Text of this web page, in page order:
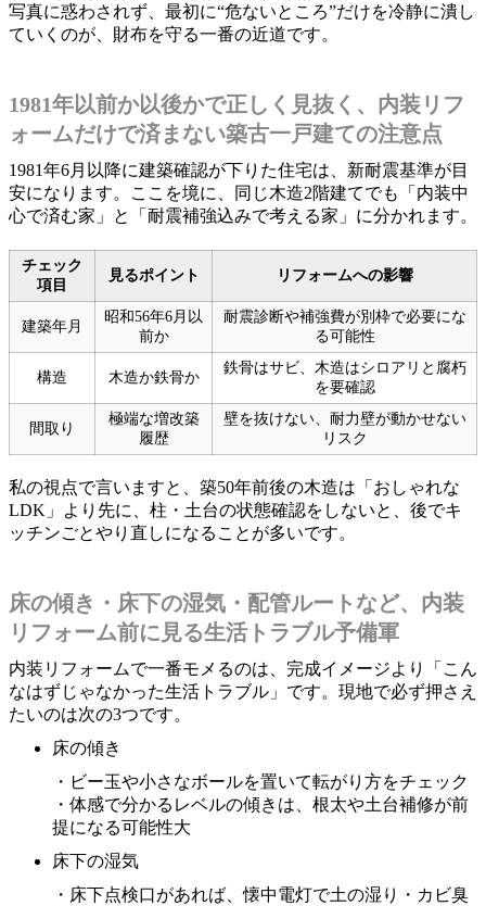
写真に惑わされず、最初に“危ないところ”だけを冷静に潰し
ていくのが、財布を守る一番の近道です。
1981年以前か以後かで正しく見抜く、内装リフ
ォームだけで済まない築古一戸建ての注意点
1981年6月以降に建築確認が下りた住宅は、新耐震基準が目
安になります。ここを境に、同じ木造2階建てでも「内装中
心で済む家」と「耐震補強込みで考える家」に分かれます。
チェック
項目
見るポイント リフォームへの影響
建築年月
昭和56年6月以
前か
耐震診断や補強費が別枠で必要にな
る可能性
構造 木造か鉄骨か
鉄骨はサビ、木造はシロアリと腐朽
を要確認
間取り
極端な増改築
履歴
壁を抜けない、耐力壁が動かせない
リスク
私の視点で言いますと、築50年前後の木造は「おしゃれな
LDK」より先に、柱・土台の状態確認をしないと、後でキ
ッチンごとやり直しになることが多いです。
床の傾き・床下の湿気・配管ルートなど、内装
リフォーム前に見る生活トラブル予備軍
内装リフォームで一番モメるのは、完成イメージより「こん
なはずじゃなかった生活トラブル」です。現地で必ず押さえ
たいのは次の3つです。
床の傾き
・ビー玉や小さなボールを置いて転がり方をチェック
・体感で分かるレベルの傾きは、根太や土台補修が前
提になる可能性大
床下の湿気
・床下点検口があれば、懐中電灯で土の湿り・カビ臭